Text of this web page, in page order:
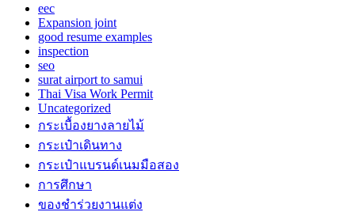
eec
Expansion joint
good resume examples
inspection
seo
surat airport to samui
Thai Visa Work Permit
Uncategorized
กระเบื้องยางลายไม้
กระเป๋าเดินทาง
กระเป๋าแบรนด์เนมมือสอง
การศึกษา
ของชำร่วยงานแต่ง